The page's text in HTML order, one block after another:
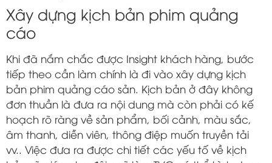
Xây dựng kịch bản phim quảng
cáo
Khi đã nắm chắc được Insight khách hàng, bước
tiếp theo cần làm chính là đi vào xây dựng kịch
bản phim quảng cáo sản. Kịch bản ở đây không
đơn thuần là đưa ra nội dung mà còn phải có kế
hoạch rõ ràng về sản phẩm, bối cảnh, màu sắc,
âm thanh, diễn viên, thông điệp muốn truyền tải
vv.. Việc đưa ra được chi tiết các yếu tố về kịch